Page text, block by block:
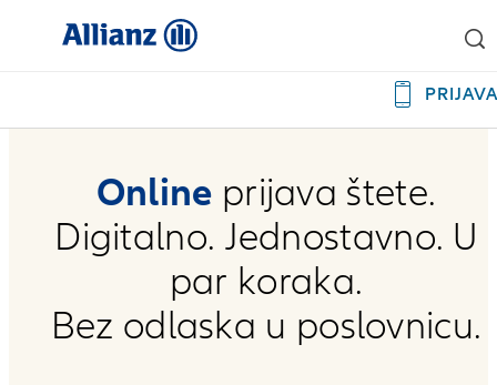
Online prijava štete.
Digitalno. Jednostavno. U
par koraka.
Bez odlaska u poslovnicu.